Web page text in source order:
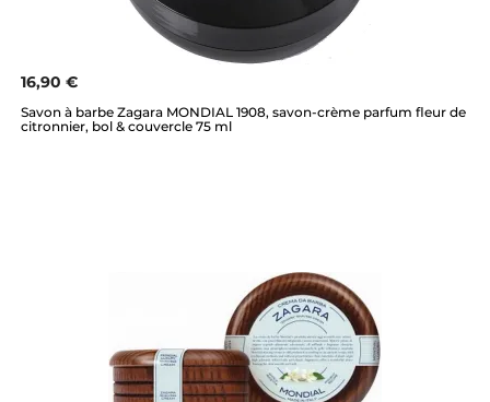
16,90 €
Savon à barbe Zagara MONDIAL 1908, savon-crème parfum fleur de
citronnier, bol & couvercle 75 ml